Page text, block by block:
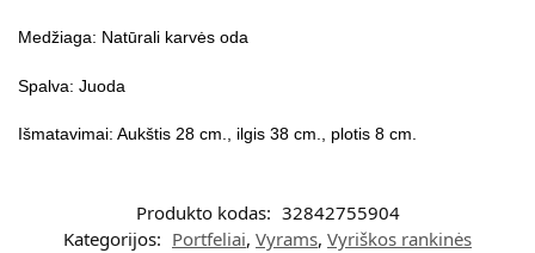
Medžiaga: Natūrali karvės oda
Spalva: Juoda
Išmatavimai: Aukštis 28 cm., ilgis 38 cm., plotis 8 cm.
Produkto kodas: 32842755904
Kategorijos: Portfeliai, Vyrams, Vyriškos rankinės